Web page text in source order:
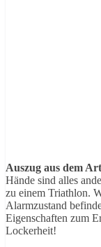
Auszug aus dem
Hände sind alles
zu einem Triathlon.
Alarmzustand
Eigenschaften zum
Lockerheit!